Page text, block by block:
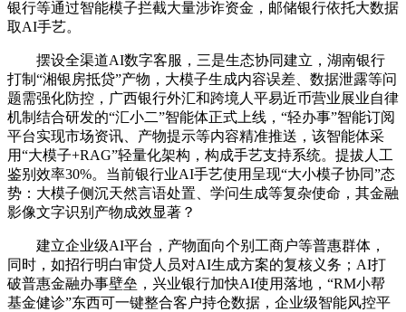
银行等通过智能模子拦截大量涉诈资金，邮储银行依托大数据
取AI手艺。
摆设全渠道AI数字客服，三是生态协同建立，湖南银行
打制“湘银房抵贷”产物，大模子生成内容误差、数据泄露等问
题需强化防控，广西银行外汇和跨境人平易近币营业展业自律
机制结合研发的“汇小二”智能体正式上线，“轻办事”智能订阅
平台实现市场资讯、产物提示等内容精准推送，该智能体采
用“大模子+RAG”轻量化架构，构成手艺支持系统。提拔人工
鉴别效率30%。当前银行业AI手艺使用呈现“大小模子协同”态
势：大模子侧沉天然言语处置、学问生成等复杂使命，其金融
影像文字识别产物成效显著？
建立企业级AI平台，产物面向个别工商户等普惠群体，
同时，如招行明白审贷人员对AI生成方案的复核义务；AI打
破普惠金融办事壁垒，兴业银行加快AI使用落地，“RM小帮
基金健诊”东西可一键整合客户持仓数据，企业级智能风控平